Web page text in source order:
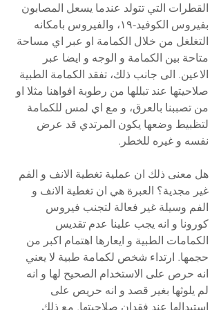
القطرات التي تتولد عندما يسعل المصابون
بفيروس الكوفيد-١٩، والفيروس بامكانه
التغلغل من خلال الكمامة او عبر اي مساحة
متاحة بين الكمامة و الوجه و ايضا عبر
الاعين. الى جانب ذلك، تفقد الكمامة الطبية
صلاحيتها عند تبللها من رطوبة افواهنا مثلا او
من تصببنا بالعرق، و مع اي لمس للكمامة
لتظبيط وضعها يكون المرتدي قد عرض
نفسه و غيره للخطر.
هل معنى ذلك ان عملية تغطية الانف و الفم
غير مجدية؟ العبرة هي ان تغطية الانف و
الفم وسيلة غير فعالة لتجنب فيروس
كورونا و انه يجب علينا عدم تقديس
الكمامات الطبية و ايعارها اهتمام اكبر من
حجمها. ارتداء شخص لكمامة طبية لا يعني
انه حرص على الاستخدام الصحيح لها و انه
لم يلوثها بغير قصد و انه حريص على
استبدالها عند فقدان صلاحيتها. مع ذلك